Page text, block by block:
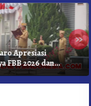
»
Apresiasi
FBB 2026 dan
FBB 2027 Go